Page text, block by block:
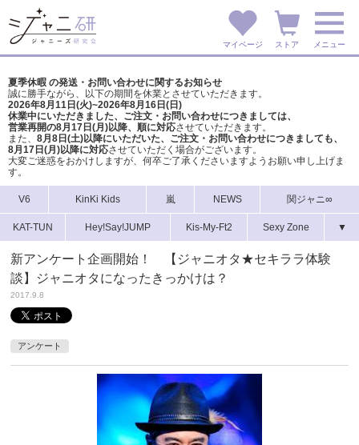
マイページ ストア メニュー
夏季休暇 の発送・お問い合わせに関するお知らせ
誠に勝手ながら、以下の期間を休業とさせていただきます。
2026年8月11日(火)~2026年8月16日(日)
休業中にいただきました、ご注文・お問い合わせにつきましては、
営業再開の8月17日(月)以降、順に対応させていただきます。
また、 8月8日(土)以降にいただいた、ご注文・ お問い合わせにつきましても、
8月17日(月)以降に対応させていただく場合がございます。
大変ご迷惑をおかけしますが、 何卒ご了承くださいますようお願い申し上げま
す。
V6 KinKi Kids 嵐 NEWS 関ジャニ∞
KAT-TUN Hey!Say!JUMP Kis-My-Ft2 Sexy Zone ▼
新アンケート企画開始！ 【ジャニオタ★セキララ体験
談】ジャニオタになったきっかけは？
2017.9.8
アンケート